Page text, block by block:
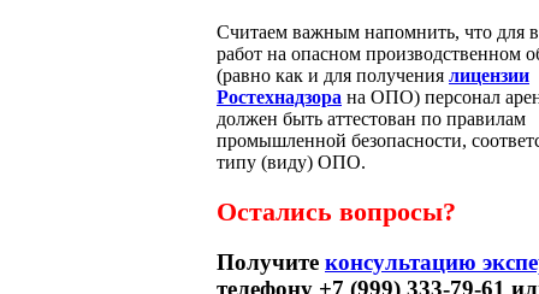
Считаем важным напомнить, что для
работ на опасном производственном
(равно как и для получения лицензии
Ростехнадзора на ОПО) персонал
должен быть аттестован по правилам
промышленной безопасности,
типу (виду) ОПО.
Остались вопросы?
Получите консультацию